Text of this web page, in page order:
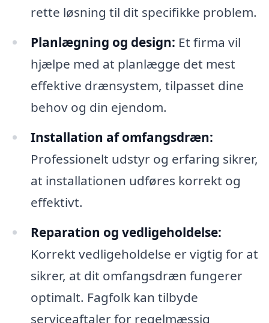
rette løsning til dit specifikke problem.
Planlægning og design: Et firma vil
hjælpe med at planlægge det mest
effektive drænsystem, tilpasset dine
behov og din ejendom.
Installation af omfangsdræn:
Professionelt udstyr og erfaring sikrer,
at installationen udføres korrekt og
effektivt.
Reparation og vedligeholdelse:
Korrekt vedligeholdelse er vigtig for at
sikrer, at dit omfangsdræn fungerer
optimalt. Fagfolk kan tilbyde
serviceaftaler for regelmæssig